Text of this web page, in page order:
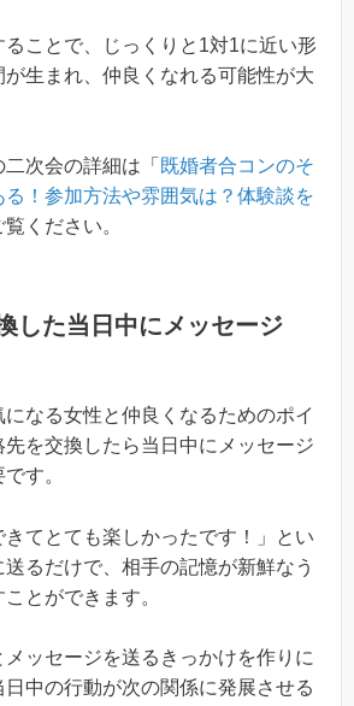
ることで、じっくりと1対1に近い形
生まれ、仲良くなれる可能性が大
次会の詳細は「 既婚者合コンのそ
！参加方法や雰囲気は？体験談を
覧ください。
した当日中にメッセージ
なる女性と仲良くなるためのポイ
先を交換したら当日中にメッセージ
す。
きてとても楽しかったです！」とい
送るだけで、相手の記憶が新鮮なう
とができます。
ッセージを送るきっかけを作りに
日中の行動が次の関係に発展させる